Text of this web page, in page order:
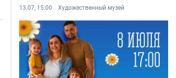
13.07, 15:00 Художественный музей